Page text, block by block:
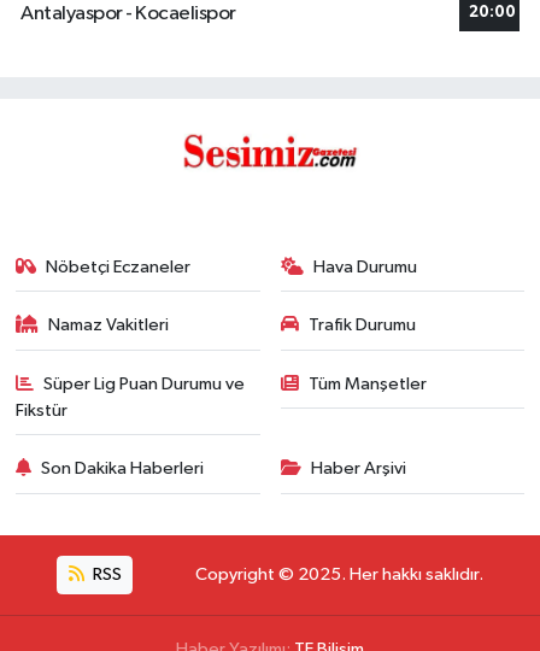
Antalyaspor - Kocaelispor 20:00
Nöbetçi Eczaneler Hava Durumu
Namaz Vakitleri Trafik Durumu
Süper Lig Puan Durumu ve
Fikstür
Tüm Manşetler
Son Dakika Haberleri Haber Arşivi
RSS Copyright © 2025. Her hakkı saklıdır.